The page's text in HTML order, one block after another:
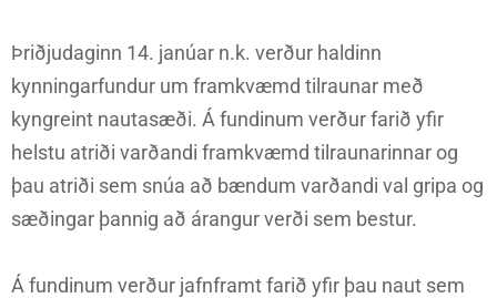
Þriðjudaginn 14. janúar n.k. verður haldinn
kynningarfundur um framkvæmd tilraunar með
kyngreint nautasæði. Á fundinum verður farið yfir
helstu atriði varðandi framkvæmd tilraunarinnar og
þau atriði sem snúa að bændum varðandi val gripa og
sæðingar þannig að árangur verði sem bestur.
Á fundinum verður jafnframt farið yfir þau naut sem